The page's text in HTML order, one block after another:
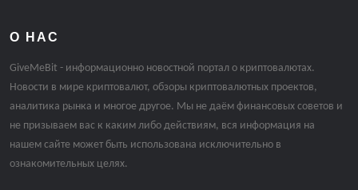
О НАС
GiveMeBit - информационно новостной портал о криптовалютах.
Новости в мире криптовалют, обзоры криптовалютных проектов,
аналитика рынка и многое другое. Мы не даём финансовых советов и
не призываем вас к каким либо действиям, вся информация на
нашем сайте может быть использована исключительно в
ознакомительных целях.